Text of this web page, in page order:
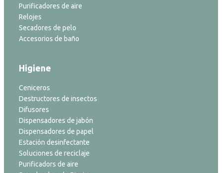
Purificadores de aire
Relojes
Secadores de pelo
Accesorios de baño
Higiene
Ceniceros
Destructores de insectos
Difusores
Dispensadores de jabón
Dispensadores de papel
Estación desinfectante
Soluciones de reciclaje
Purificadors de aire